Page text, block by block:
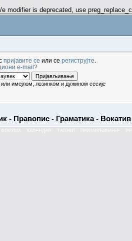
e modifier is deprecated, use
пријавите се или се региструјте
e-mail?
имејлом, лозинком и дужином сесије
- Правопис - Граматика- Вокатив
КАЛЕНДАР